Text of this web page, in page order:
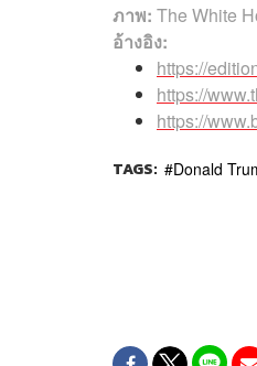
ภาพ: The White
อ้างอิง:
https://
https://
https://
TAGS: Donald